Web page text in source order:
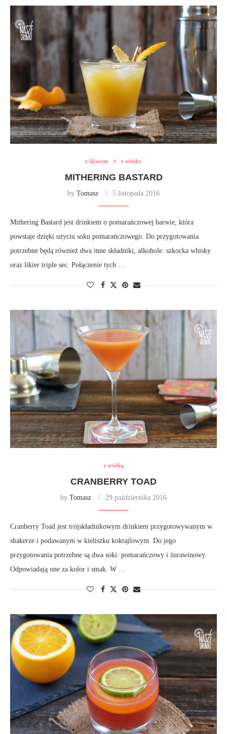
z likierem z whisky
MITHERING BASTARD
by Tomasz 5 listopada 2016
Mithering Bastard jest drinkiem o pomarańczowej barwie, która
powstaje dzięki użyciu soku pomarańczowego. Do przygotowania
potrzebne będą również dwa inne składniki, alkohole: szkocka whisky
oraz likier triple sec. Połączenie tych …
z wódką
CRANBERRY TOAD
by Tomasz 29 października 2016
Cranberry Toad jest trójskładnikowym drinkiem przygotowywanym w
shakerze i podawanym w kieliszku koktajlowym. Do jego
przygotowania potrzebne są dwa soki: pomarańczowy i żurawinowy.
Odpowiadają one za kolor i smak. W …